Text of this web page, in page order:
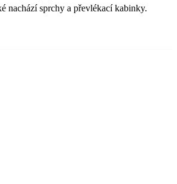
nachází sprchy a převlékací kabinky.